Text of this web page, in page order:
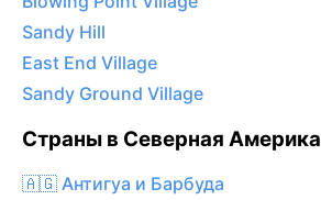
Sandy Hill
East End Village
Sandy Ground Village
Страны в Северная Америка
🇦🇬 Антигуа и Барбуда